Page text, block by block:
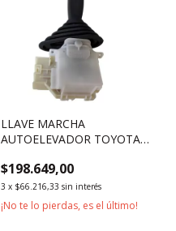
LLAVE MARCHA
AUTOELEVADOR TOYOTA
3000KG
$198.649,00
3 x $66.216,33 sin interés
¡No te lo pierdas, es el último!